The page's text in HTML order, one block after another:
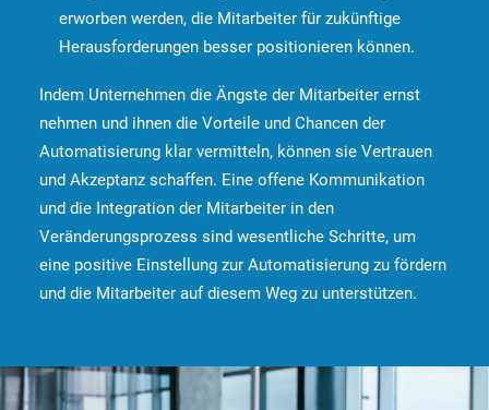
erworben werden, die Mitarbeiter für zukünftige
Herausforderungen besser positionieren können.
Indem Unternehmen die Ängste der Mitarbeiter ernst
nehmen und ihnen die Vorteile und Chancen der
Automatisierung klar vermitteln, können sie Vertrauen
und Akzeptanz schaffen. Eine offene Kommunikation
und die Integration der Mitarbeiter in den
Veränderungsprozess sind wesentliche Schritte, um
eine positive Einstellung zur Automatisierung zu fördern
und die Mitarbeiter auf diesem Weg zu unterstützen.